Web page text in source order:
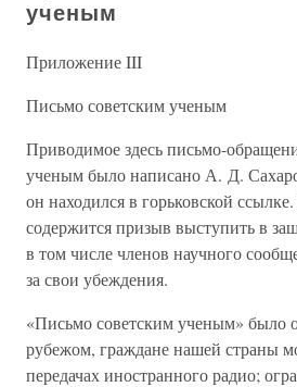
ученым
Приложение III
Письмо советским ученым
Приводимое здесь письмо-
ученым было написано А. Д.
он находился в горьковской
содержится призыв выступить в
в том числе членов научного
за свои убеждения.
«Письмо советским ученым» было
рубежом, граждане нашей страны
передачах иностранного радио;